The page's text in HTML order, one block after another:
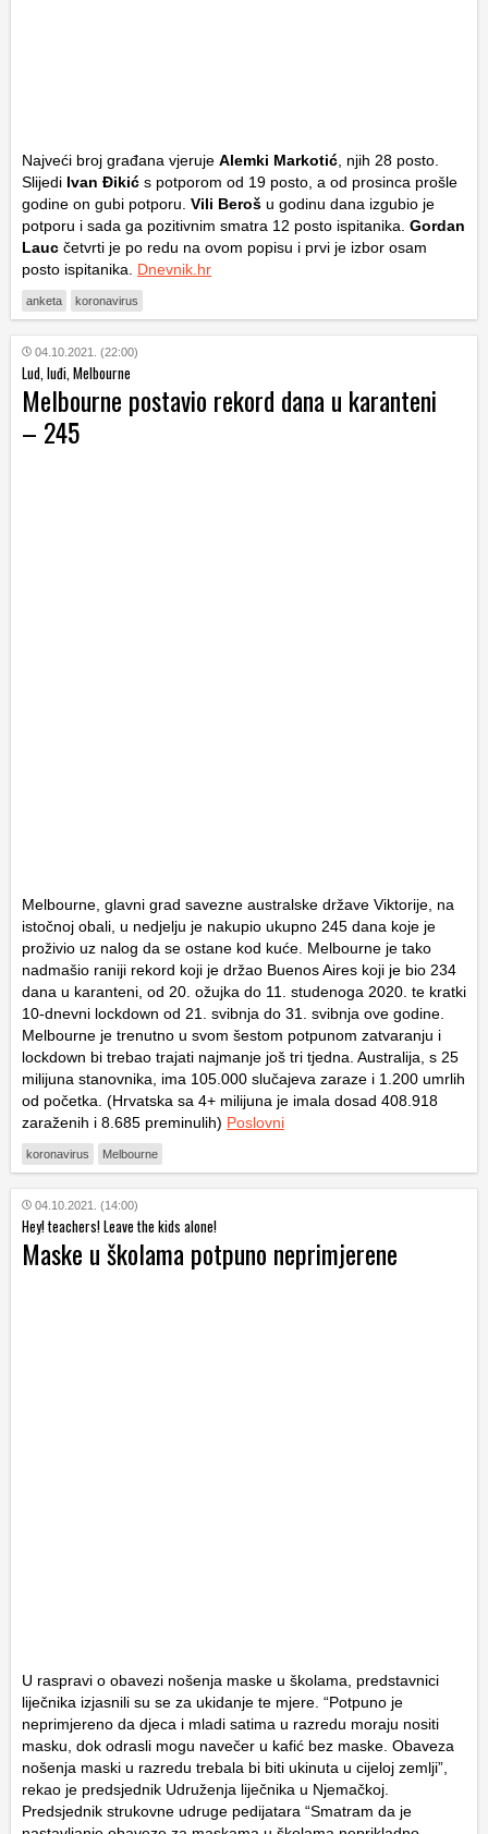
Najveći broj građana vjeruje Alemki Markotić , njih 28 posto.
Slijedi Ivan Đikić s potporom od 19 posto, a od prosinca prošle
godine on gubi potporu. Vili Beroš u godinu dana izgubio je
potporu i sada ga pozitivnim smatra 12 posto ispitanika. Gordan
Lauc četvrti je po redu na ovom popisu i prvi je izbor osam
posto ispitanika. Dnevnik.hr
anketa koronavirus
04.10.2021. (22:00)
Lud, luđi, Melbourne
Melbourne postavio rekord dana u karanteni
– 245
Melbourne, glavni grad savezne australske države Viktorije, na
istočnoj obali, u nedjelju je nakupio ukupno 245 dana koje je
proživio uz nalog da se ostane kod kuće. Melbourne je tako
nadmašio raniji rekord koji je držao Buenos Aires koji je bio 234
dana u karanteni, od 20. ožujka do 11. studenoga 2020. te kratki
10-dnevni lockdown od 21. svibnja do 31. svibnja ove godine.
Melbourne je trenutno u svom šestom potpunom zatvaranju i
lockdown bi trebao trajati najmanje još tri tjedna. Australija, s 25
milijuna stanovnika, ima 105.000 slučajeva zaraze i 1.200 umrlih
od početka. (Hrvatska sa 4+ milijuna je imala dosad 408.918
zaraženih i 8.685 preminulih) Poslovni
koronavirus Melbourne
04.10.2021. (14:00)
Hey! teachers! Leave the kids alone!
Maske u školama potpuno neprimjerene
U raspravi o obavezi nošenja maske u školama, predstavnici
liječnika izjasnili su se za ukidanje te mjere. “Potpuno je
neprimjereno da djeca i mladi satima u razredu moraju nositi
masku, dok odrasli mogu navečer u kafić bez maske. Obaveza
nošenja maski u razredu trebala bi biti ukinuta u cijeloj zemlji”,
rekao je predsjednik Udruženja liječnika u Njemačkoj.
Predsjednik strukovne udruge pedijatara “Smatram da je